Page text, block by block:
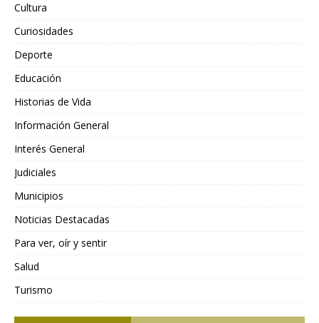
Cultura
Curiosidades
Deporte
Educación
Historias de Vida
Información General
Interés General
Judiciales
Municipios
Noticias Destacadas
Para ver, oír y sentir
Salud
Turismo